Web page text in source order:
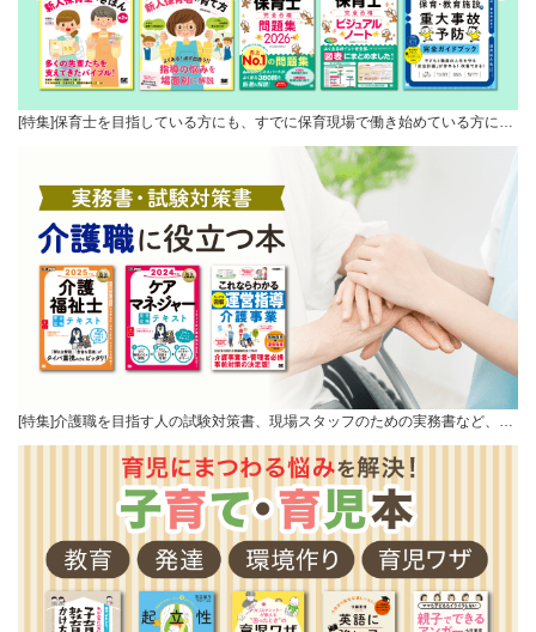
[特集]保育士を目指している方にも、すでに保育現場で働き始めている方に…
[特集]介護職を目指す人の試験対策書、現場スタッフのための実務書など、…